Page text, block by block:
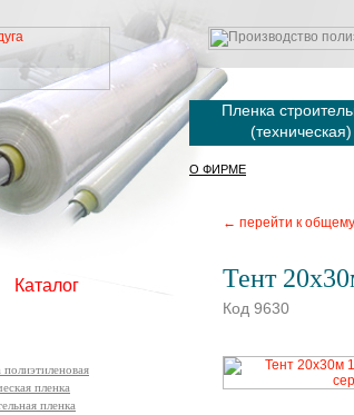
Пленка
(техническая)
О ФИРМЕ
← перейти к общему
Тент
Код 9630
Каталог
полиэтиленовая
пленка
пленка